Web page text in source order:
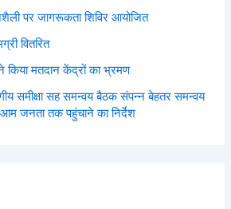
पर जागरूकता शिविर आयोजित
वितरित
ने किया मतदान केंद्रों का भ्रमण
समीक्षा सह समन्वय बैठक संपन्न बेहतर समन्वय
जनता तक पहुंचाने का निर्देश